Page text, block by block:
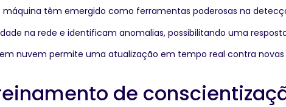
têm emergido como ferramentas poderosas na
na rede e identificam anomalias, possibilitando uma
nuvem permite uma atualização em tempo real contra
de